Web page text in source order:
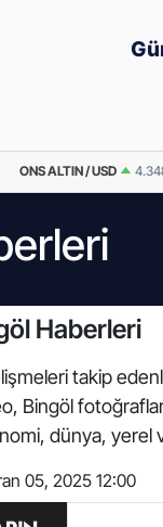
ONS ALTIN / USD
Haberleri
takip
Bingöl
dünya,
05, 2025 12:00